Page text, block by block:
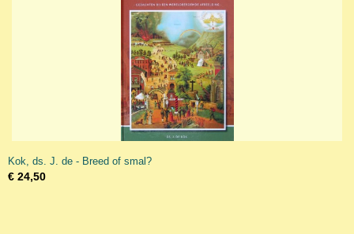
Kok, ds. J. de - Breed of smal?
€ 24,50